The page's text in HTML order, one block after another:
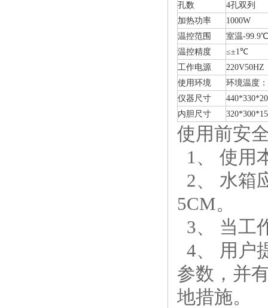
孔数
4孔双列
加热功率
1000W
温控范围
室温-99.9℃
温控精度
≤±1℃
工作电源
220V50HZ
使用环境
环境温度
仪器尺寸
内胆尺寸
使用前安
1、 使用
2、 水箱
5CM。
3、 当工
4、 用户
参数，并
地措施。